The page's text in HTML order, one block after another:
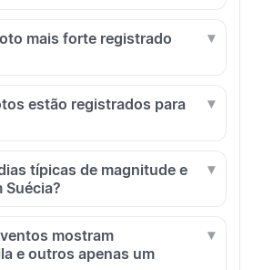
mais forte registrado
estão registrados para
típicas de magnitude e
Suécia?
mostram
e outros apenas um